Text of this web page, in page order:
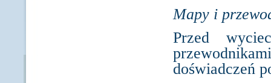
Mapy i
Przed
doświadczeń